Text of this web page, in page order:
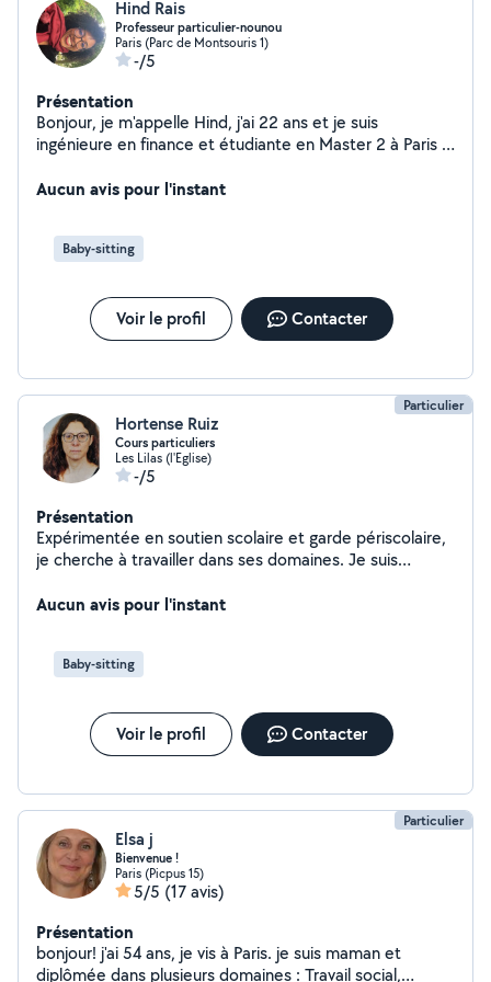
Hind Rais
Professeur particulier-nounou
Paris (Parc de Montsouris 1)
-/5
Présentation
Bonjour, je m'appelle Hind, j'ai 22 ans et je suis
ingénieure en finance et étudiante en Master 2 à Paris 1
babysitting et comme prof particulier en plusieurs
Mathématiques, Physiques,...) J'adore partager du
temps avec les enfants à travers des jeux, activités
dynamique, je sais créer un cadre sécurisant et
bienveillant. Disponible en semaine et le week-end, je
serais ravie de m'occuper de vos enfants !
Aucun avis pour l'instant
Baby-sitting
Voir le profil Contacter
Particulier
Hortense Ruiz
Cours particuliers
Les Lilas (l'Eglise)
-/5
Présentation
Expérimentée en soutien scolaire et garde périscolaire,
je cherche à travailler dans ses domaines. Je suis
déplacer à 15 km de chez moi.
Aucun avis pour l'instant
Baby-sitting
Voir le profil Contacter
Particulier
Elsa j
Bienvenue !
Paris (Picpus 15)
5/5 (17 avis)
Présentation
bonjour! j'ai 54 ans, je vis à Paris. je suis maman et
diplômée dans plusieurs domaines : Travail social,